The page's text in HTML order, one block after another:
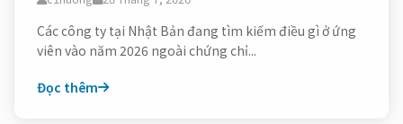
Các công ty tại Nhật Bản đang tìm kiếm điều gì ở ứng
viên vào năm 2026 ngoài chứng chỉ...
Đọc thêm